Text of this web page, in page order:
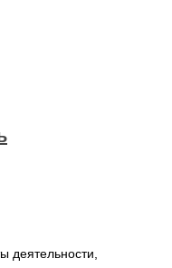
деятельности,